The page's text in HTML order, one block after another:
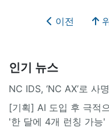
이전
인기 뉴스
NC IDS, ‘NC AX’로 사
[기획] AI 도입 후 극적
'한 달에 4개 런칭 가능'